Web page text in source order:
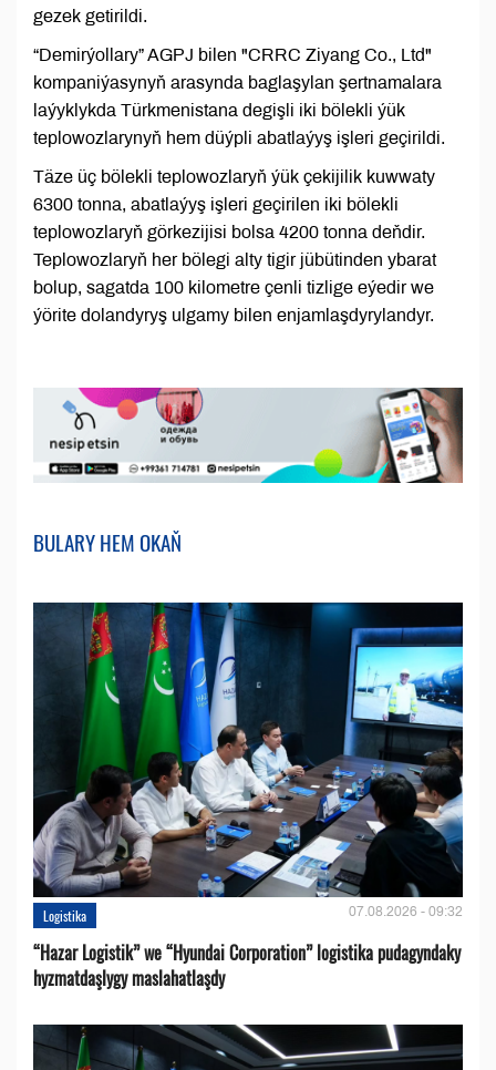
gezek getirildi.
“Demirýollary” AGPJ bilen "CRRC Ziyang Co., Ltd"
kompaniýasynyň arasynda baglaşylan şertnamalara
laýyklykda Türkmenistana degişli iki bölekli ýük
teplowozlarynyň hem düýpli abatlaýyş işleri geçirildi.
Täze üç bölekli teplowozlaryň ýük çekijilik kuwwaty
6300 tonna, abatlaýyş işleri geçirilen iki bölekli
teplowozlaryň görkezijisi bolsa 4200 tonna deňdir.
Teplowozlaryň her bölegi alty tigir jübütinden ybarat
bolup, sagatda 100 kilometre çenli tizlige eýedir we
ýörite dolandyryş ulgamy bilen enjamlaşdyrylandyr.
BULARY HEM OKAŇ
Logistika 07.08.2026 - 09:32
“Hazar Logistik” we “Hyundai Corporation” logistika pudagyndaky
hyzmatdaşlygy maslahatlaşdy